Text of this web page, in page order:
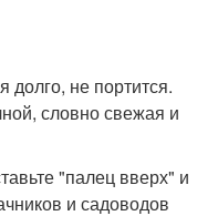
долго, не портится.
словно свежая и
"палец вверх" и
и садоводов